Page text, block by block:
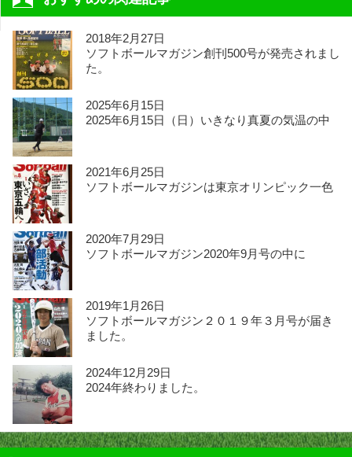
2018年2月27日
ソフトボールマガジン創刊500号が発売されまし
た。
2025年6月15日
2025年6月15日（日）いきなり真夏の気温の中
2021年6月25日
ソフトボールマガジンは東京オリンピック一色
2020年7月29日
ソフトボールマガジン2020年9月号の中に
2019年1月26日
ソフトボールマガジン２０１９年３月号が届き
ました。
2024年12月29日
2024年終わりました。